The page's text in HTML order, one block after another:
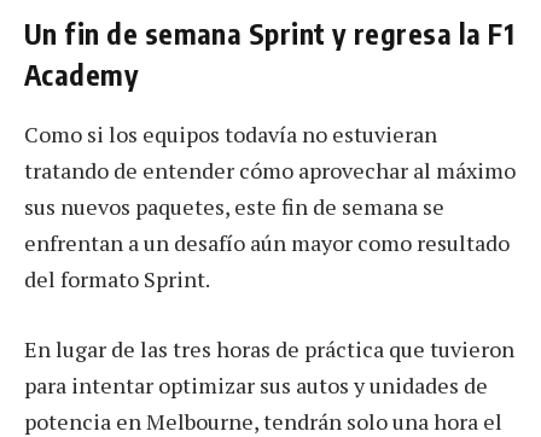
Un fin de semana Sprint y regresa la F1
Academy
Como si los equipos todavía no estuvieran
tratando de entender cómo aprovechar al máximo
sus nuevos paquetes, este fin de semana se
enfrentan a un desafío aún mayor como resultado
del formato Sprint.
En lugar de las tres horas de práctica que tuvieron
para intentar optimizar sus autos y unidades de
potencia en Melbourne, tendrán solo una hora el